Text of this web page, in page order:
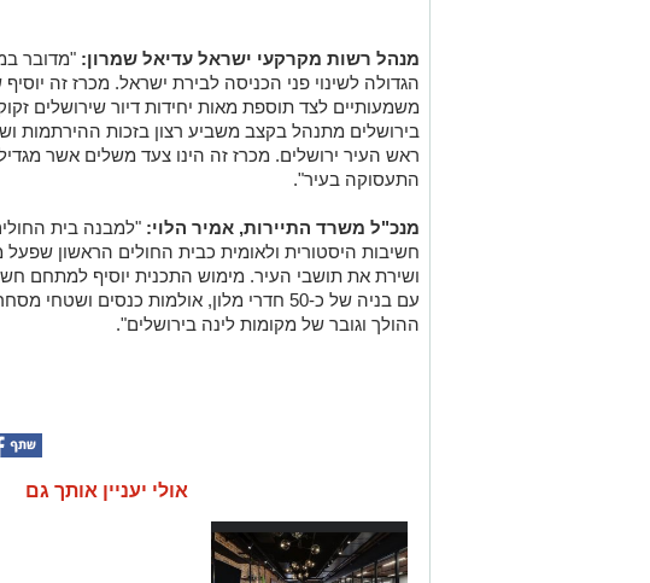
מנהל רשות מקרקעי ישראל עדיאל שמרון: "מדובר
הגדולה לשינוי פני הכניסה לבירת ישראל. מכרז זה
משמעותיים לצד תוספת מאות יחידות דיור שירושלים
בירושלים מתנהל בקצב משביע רצון בזכות ההירתמות
ראש העיר ירושלים. מכרז זה הינו צעד משלים אשר
התעסוקה בעיר".
מנכ"ל משרד התיירות, אמיר הלוי: "למבנה בית
חשיבות היסטורית ולאומית כבית החולים הראשון שפעל
ושירת את תושבי העיר. מימוש התכנית יוסיף למתחם
עם בניה של כ-50 חדרי מלון, אולמות כנסים
ההולך וגובר של מקומות לינה בירושלים".
אולי יעניין אותך גם